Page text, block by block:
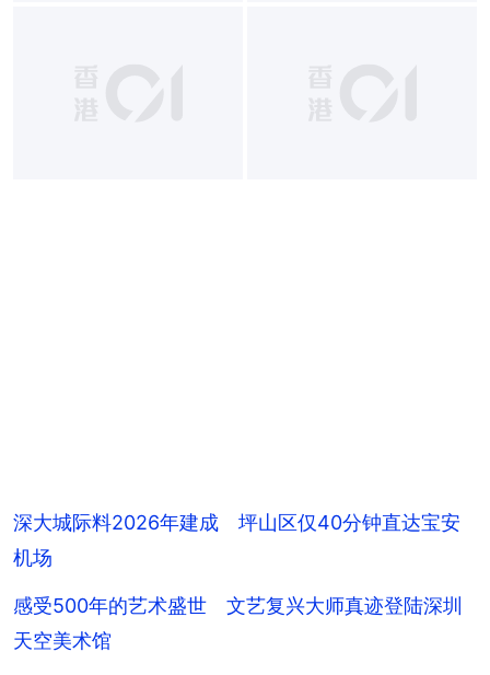
深大城际料2026年建成 坪山区仅40分钟直达宝安
机场
感受500年的艺术盛世 文艺复兴大师真迹登陆深圳
天空美术馆